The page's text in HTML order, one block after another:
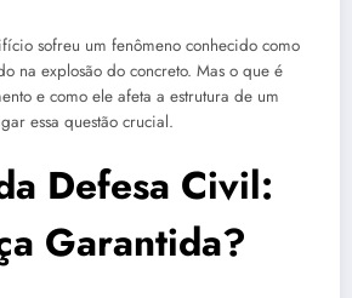
sofreu um fenômeno conhecido como
na explosão do concreto. Mas o que é
e como ele afeta a estrutura de um
essa questão crucial.
Defesa Civil:
Garantida?